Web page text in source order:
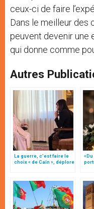
ceux-ci de faire
Dans le meilleur des
peuvent devenir une
qui donne comme
Autres
La guerre, c’est faire le
choix « de Caïn », déplore